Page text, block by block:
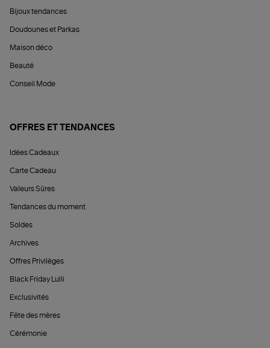
Bijoux tendances
Doudounes et Parkas
Maison déco
Beauté
Conseil Mode
OFFRES ET TENDANCES
Idées Cadeaux
Carte Cadeau
Valeurs Sûres
Tendances du moment
Soldes
Archives
Offres Privilèges
Black Friday Lulli
Exclusivités
Fête des mères
Cérémonie